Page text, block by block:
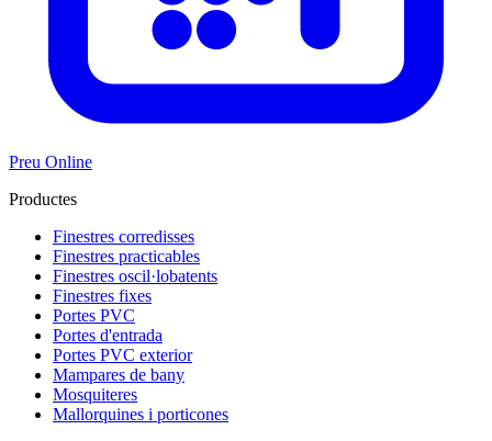
Preu Online
Productes
Finestres corredisses
Finestres practicables
Finestres oscil·lobatents
Finestres fixes
Portes PVC
Portes d'entrada
Portes PVC exterior
Mampares de bany
Mosquiteres
Mallorquines i porticones